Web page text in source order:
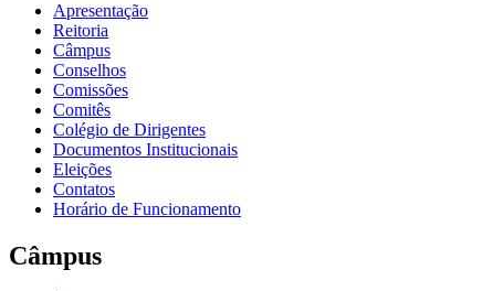
Apresentação
Reitoria
Câmpus
Conselhos
Comissões
Comitês
Colégio de Dirigentes
Documentos Institucionais
Eleições
Contatos
Horário de Funcionamento
Câmpus